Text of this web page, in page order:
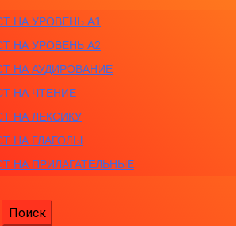
НА УРОВЕНЬ A1
НА УРОВЕНЬ A2
НА АУДИРОВАНИЕ
НА ЧТЕНИЕ
НА ЛЕКСИКУ
НА ГЛАГОЛЫ
НА ПРИЛАГАТЕЛЬНЫЕ